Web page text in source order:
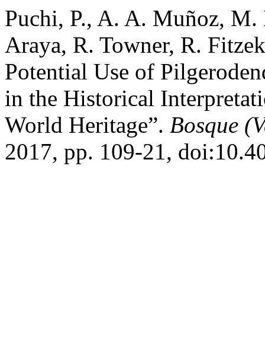
Puchi, P., A. A. Muñoz,
Araya, R. Towner, R.
Potential Use of
in the Historical
World Heritage”. Bosque
2017, pp. 109-21,